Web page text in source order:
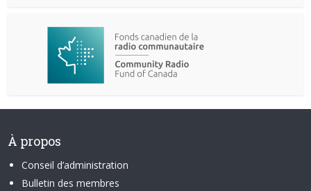
À propos
Conseil d’administration
Bulletin des membres